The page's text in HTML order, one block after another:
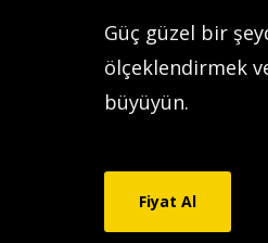
Güç güzel bir
ölçeklendirmek
büyüyün.
Fiyat Al